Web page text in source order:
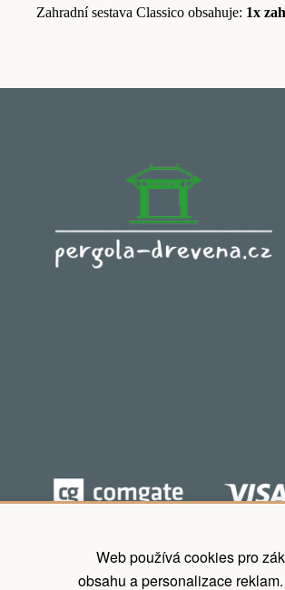
Web používá cookies pro
obsahu a personalizace
Zahradní sestava Classico obsahuje: 1x
Koupit nyní